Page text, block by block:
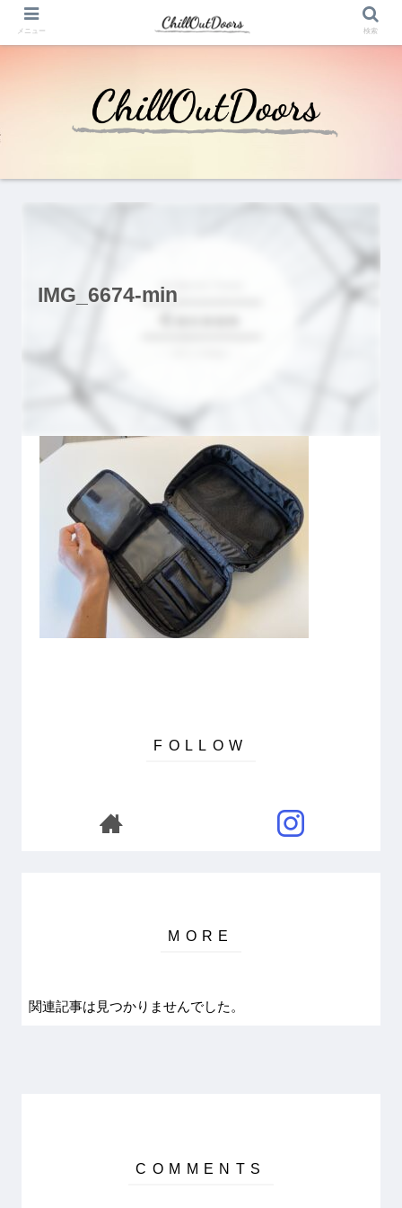
IMG_6674-min
関連記事は見つかりませんでした。
メニュー 検索